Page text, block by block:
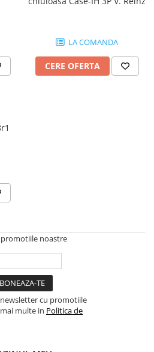
de
LA COMANDA
CERE OFERTA
noastre
cu promotiile
multe in Politica de